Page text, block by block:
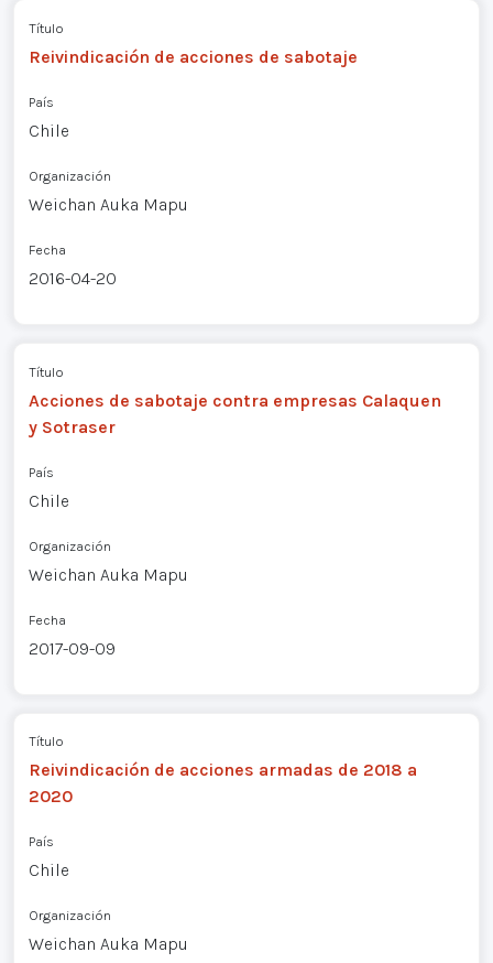
Título
Reivindicación de acciones de sabotaje
País
Chile
Organización
Weichan Auka Mapu
Fecha
2016-04-20
Título
Acciones de sabotaje contra empresas Calaquen
y Sotraser
País
Chile
Organización
Weichan Auka Mapu
Fecha
2017-09-09
Título
Reivindicación de acciones armadas de 2018 a
2020
País
Chile
Organización
Weichan Auka Mapu